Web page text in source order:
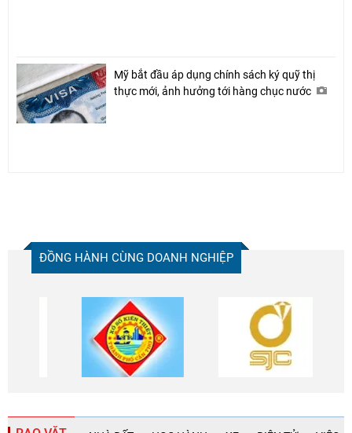
Mỹ bắt đầu áp dụng chính sách ký quỹ thị
thực mới, ảnh hưởng tới hàng chục nước
ĐỒNG HÀNH CÙNG DOANH NGHIỆP